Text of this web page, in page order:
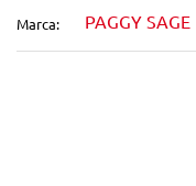
Marca: PAGGY SAGE